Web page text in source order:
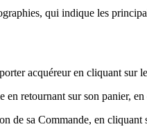
qui indique les
acquéreur en cliquant sur
retournant sur son panier,
de sa Commande, en